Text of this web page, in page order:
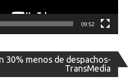
09:52
30% menos de despachos-
TransMedia
de